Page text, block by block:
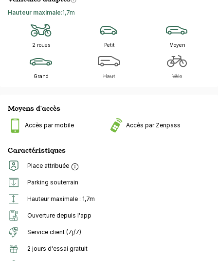
Hauteur maximale:1,7m
2 roues Petit Moyen
Grand Haut Vélo
Moyens d'accès
Accès par mobile Accès par Zenpass
Caractéristiques
Place attribuée
Parking souterrain
Hauteur maximale : 1,7m
Ouverture depuis l'app
Service client (7j/7)
2 jours d'essai gratuit